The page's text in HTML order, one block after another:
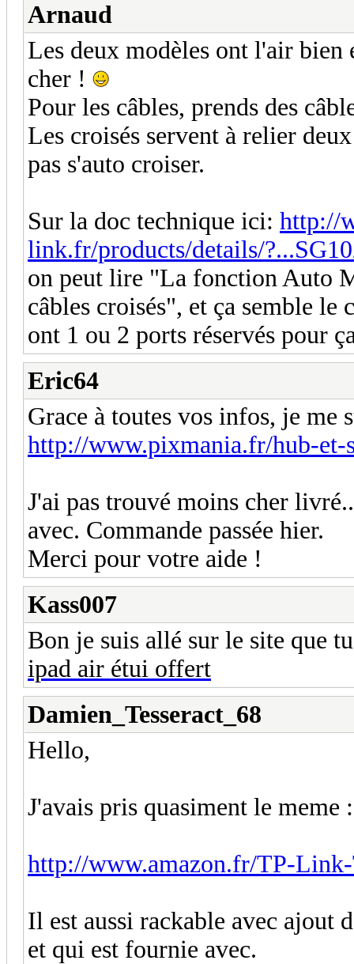
Arnaud
Les deux modèles ont l'air
cher !
Pour les câbles, prends des
Les croisés servent à relier
pas s'auto croiser.
Sur la doc technique ici: http://
link.fr/products/details/
on peut lire "La fonction Auto
câbles croisés", et ça semble le
ont 1 ou 2 ports réservés pour
Eric64
Grace à toutes vos infos, je me
http://www.pixmania.fr/hub-
J'ai pas trouvé moins cher
avec. Commande passée hier.
Merci pour votre aide !
Kass007
Bon je suis allé sur le site que
ipad air étui offert
Damien_Tesseract_68
Hello,
J'avais pris quasiment le meme :
http://www.amazon.fr/TP-
Il est aussi rackable avec ajout
et qui est fournie avec.